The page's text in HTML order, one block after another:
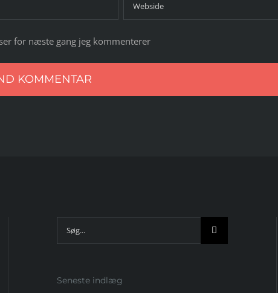
for næste gang jeg kommenterer
Søg
efter:
Seneste indlæg